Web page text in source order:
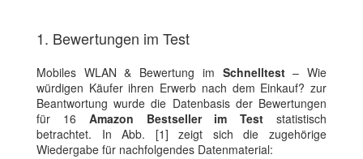
1. Bewertungen im Test
Mobiles WLAN & Bewertung im Schnelltest– Wie
würdigen Käufer ihren Erwerb nach dem Einkauf? zur
Beantwortung wurde die Datenbasis der Bewertungen
für 16 Amazon Bestseller im Test statistisch
betrachtet. In Abb. [1] zeigt sich die zugehörige
Wiedergabe für nachfolgendes Datenmaterial: